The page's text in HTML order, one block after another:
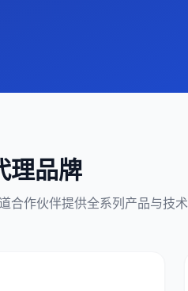
理品牌
合作伙伴提供全系列产品与技